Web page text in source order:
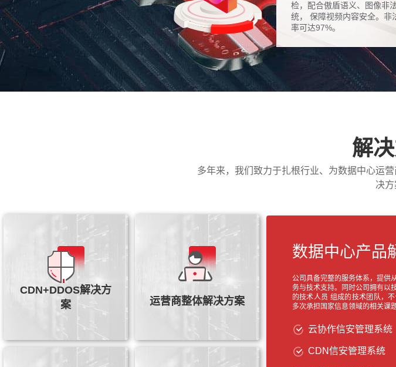
检，配合傲盾语义、图像非
统， 保障视频内容安全。非
率可达97%。
解
多年来，我们致力于扎根行业、为数据中心运
决方
CDN+DDOS解决方
案
通过高防IP对流量清洗和cc
攻击的拦截，把清洗后的数
据转发到网站对应IP上,最终
实现CDN+DDOS的防御加速
运营商整体解决方案
采用全旁路部署模式，通过
模块式接入傲盾各大功能模
块，实现DDoS防御、非法信
息抓取、网络爬虫等功能
数据中心产品
公司具备完整的服务体系，提供
务与技术支持。同时公司拥有以
的技术人员 组成的技术团队，
多次承担国家信息领域的相关课
云协作信安管理系统
CDN信安管理系统